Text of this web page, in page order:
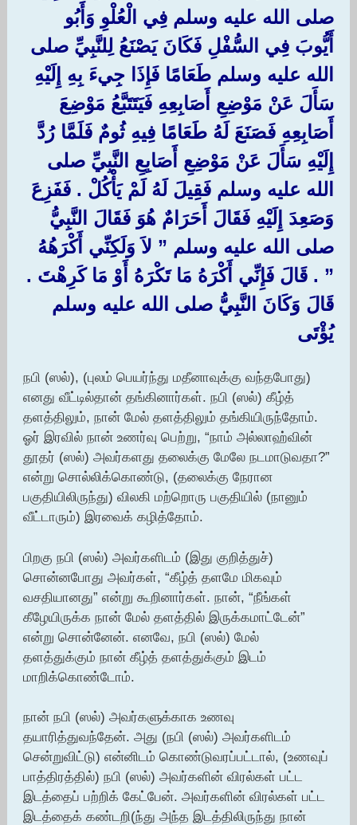
صلى الله عليه وسلم فِي الْعُلْوِ وَأَبُو
أَيُّوبَ فِي السُّفْلِ فَكَانَ يَصْنَعُ لِلنَّبِيِّ صلى
الله عليه وسلم طَعَامًا فَإِذَا جِيءَ بِهِ إِلَيْهِ
سَأَلَ عَنْ مَوْضِعِ أَصَابِعِهِ فَيَتَتَبَّعُ مَوْضِعَ
أَصَابِعِهِ فَصَنَعَ لَهُ طَعَامًا فِيهِ ثُومٌ فَلَمَّا رُدَّ
إِلَيْهِ سَأَلَ عَنْ مَوْضِعِ أَصَابِعِ النَّبِيِّ صلى
الله عليه وسلم فَقِيلَ لَهُ لَمْ يَأْكُلْ ‏.‏ فَفَزِعَ
وَصَعِدَ إِلَيْهِ فَقَالَ أَحَرَامٌ هُوَ فَقَالَ النَّبِيُّ
صلى الله عليه وسلم ‏”‏ لاَ وَلَكِنِّي أَكْرَهُهُ
‏”‏ ‏.‏ قَالَ فَإِنِّي أَكْرَهُ مَا تَكْرَهُ أَوْ مَا كَرِهْتَ ‏.‏
قَالَ وَكَانَ النَّبِيُّ صلى الله عليه وسلم
يُؤْتَى
நபி (ஸல்), (புலம் பெயர்ந்து மதீனாவுக்கு வந்தபோது)
எனது வீட்டில்தான் தங்கினார்கள். நபி (ஸல்) கீழ்த்
தளத்திலும், நான் மேல் தளத்திலும் தங்கியிருந்தோம்.
ஓர் இரவில் நான் உணர்வு பெற்று, “நாம் அல்லாஹ்வின்
தூதர் (ஸல்) அவர்களது தலைக்கு மேலே நடமாடுவதா?”
என்று சொல்லிக்கொண்டு, (தலைக்கு நேரான
பகுதியிலிருந்து) விலகி மற்றொரு பகுதியில் (நானும்
வீட்டாரும்) இரவைக் கழித்தோம்.
பிறகு நபி (ஸல்) அவர்களிடம் (இது குறித்துச்)
சொன்னபோது அவர்கள், “கீழ்த் தளமே மிகவும்
வசதியானது” என்று கூறினார்கள். நான், “நீங்கள்
கீழேயிருக்க நான் மேல் தளத்தில் இருக்கமாட்டேன்”
என்று சொன்னேன். எனவே, நபி (ஸல்) மேல்
தளத்துக்கும் நான் கீழ்த் தளத்துக்கும் இடம்
மாறிக்கொண்டோம்.
நான் நபி (ஸல்) அவர்களுக்காக உணவு
தயாரித்துவந்தேன். அது (நபி (ஸல்) அவர்களிடம்
சென்றுவிட்டு) என்னிடம் கொண்டுவரப்பட்டால், (உணவுப்
பாத்திரத்தில்) நபி (ஸல்) அவர்களின் விரல்கள் பட்ட
இடத்தைப் பற்றிக் கேட்பேன். அவர்களின் விரல்கள் பட்ட
இடத்தைக் கண்டறி(ந்து அந்த இடத்திலிருந்து நான்